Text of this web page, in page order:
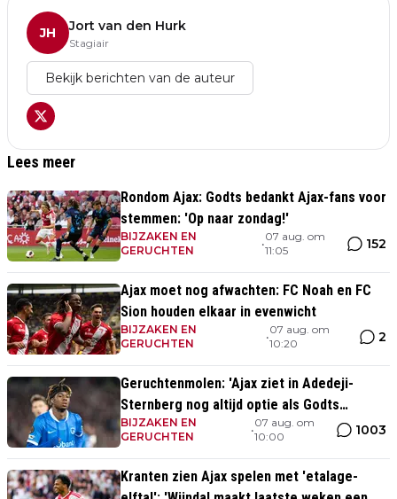
JH Jort van den Hurk
Stagiair
Bekijk berichten van de auteur
Lees meer
Rondom Ajax: Godts bedankt Ajax-fans voor
stemmen: 'Op naar zondag!'
BIJZAKEN EN
GERUCHTEN
•
07 aug. om
11:05
152
Ajax moet nog afwachten: FC Noah en FC
Sion houden elkaar in evenwicht
BIJZAKEN EN
GERUCHTEN
•
07 aug. om
10:20
2
Geruchtenmolen: 'Ajax ziet in Adedeji-
Sternberg nog altijd optie als Godts
vertrekt'
BIJZAKEN EN
GERUCHTEN
•
07 aug. om
10:00
1003
Kranten zien Ajax spelen met 'etalage-